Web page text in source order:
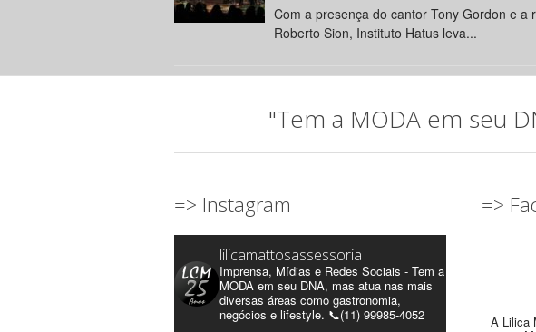
Com a presença do cantor Tony Gordon e
Roberto Sion, Instituto Hatus leva...
"Tem a MODA em seu
=> Instagram
lilicamattosassessoria
Imprensa, Mídias e Redes Sociais - Tem a
MODA em seu DNA, mas atua nas mais
diversas áreas como gastronomia,
negócios e lifestyle. 📞(11) 99985-4052
=>
A Lilica